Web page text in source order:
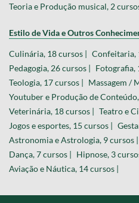
Teoria e Produção musical, 2
Estilo de Vida e Outros
Culinária, 18 cursos | Confeitaria,
Pedagogia, 26 cursos | Fotografia,
Teologia, 17 cursos | Massagem /
Youtuber e Produção de
Veterinária, 18 cursos | Teatro e
Jogos e esportes, 15 cursos |
Astronomia e Astrologia, 9 cursos |
Dança, 7 cursos | Hipnose, 3
Aviação e Náutica, 14 cursos |